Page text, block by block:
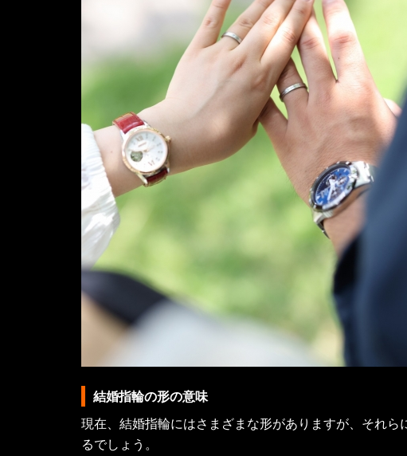
結婚指輪の形の意味
現在、結婚指輪にはさまざまな形がありますが、それ
るでしょう。